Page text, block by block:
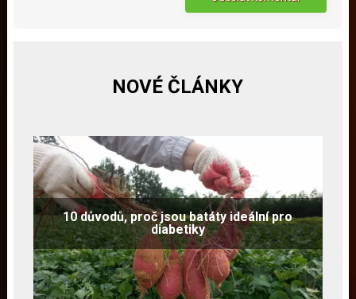
NOVÉ ČLÁNKY
10 důvodů, proč jsou batáty ideální pro
diabetiky